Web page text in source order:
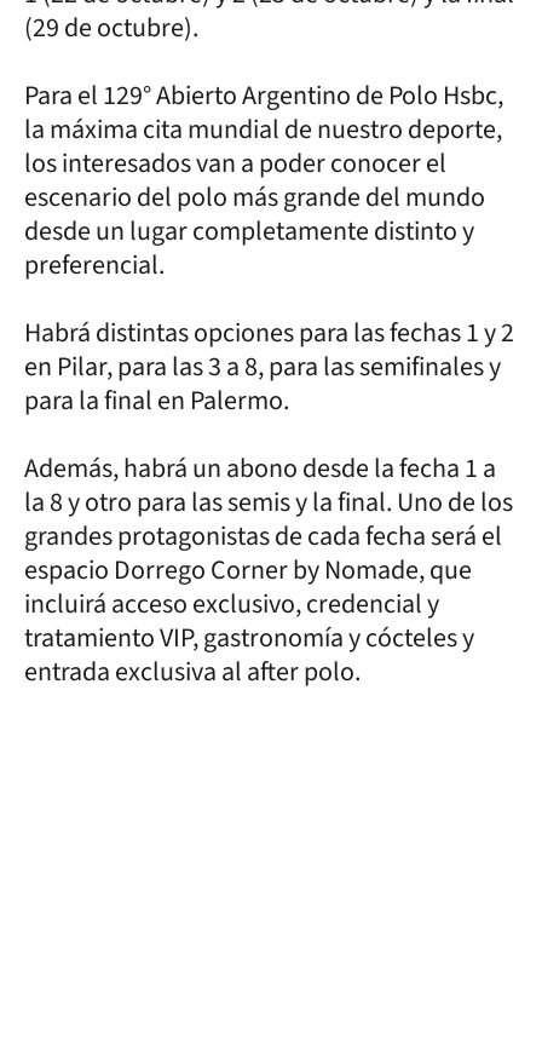
(29 de octubre).
Para el 129° Abierto Argentino de Polo Hsbc,
la máxima cita mundial de nuestro deporte,
los interesados van a poder conocer el
escenario del polo más grande del mundo
desde un lugar completamente distinto y
preferencial.
Habrá distintas opciones para las fechas 1 y 2
en Pilar, para las 3 a 8, para las semifinales y
para la final en Palermo.
Además, habrá un abono desde la fecha 1 a
la 8 y otro para las semis y la final. Uno de los
grandes protagonistas de cada fecha será el
espacio Dorrego Corner by Nomade, que
incluirá acceso exclusivo, credencial y
tratamiento VIP, gastronomía y cócteles y
entrada exclusiva al after polo.